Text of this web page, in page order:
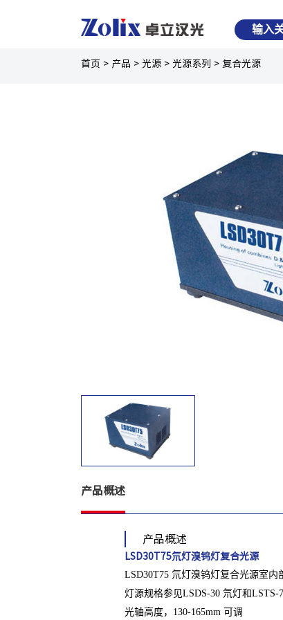
首页 > 产品 > 光源 > 光源系列 > 复合光源
产品概述
产品概述
LSD30T75氘灯溴钨灯复合光源
LSD30T75 氘灯溴钨灯复合光源室内
灯源规格参见LSDS-30 氘灯和LSTS-
光轴高度，130-165mm 可调